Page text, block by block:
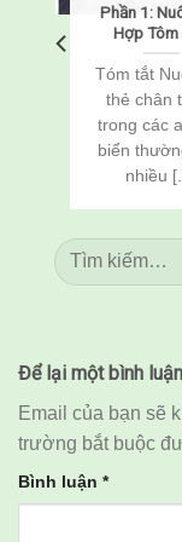
Phần 1:
Hợp Tôm
Chân
vannamei)
Rô Phi
niloticus)
Qua Cải
Tóm tắt
thẻ chân
trong các
biển
nhiều
Để lại một bình luận
Email của bạn sẽ
trường bắt buộc
Bình luận *